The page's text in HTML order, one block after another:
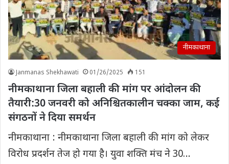
नीमकाथाना
Janmanas Shekhawati 01/26/2025 151
नीमकाथाना जिला बहाली की मांग पर आंदोलन की
तैयारी:30 जनवरी को अनिश्चितकालीन चक्का जाम, कई
संगठनों ने दिया समर्थन
नीमकाथाना : नीमकाथाना जिला बहाली की मांग को लेकर
विरोध प्रदर्शन तेज हो गया है। युवा शक्ति मंच ने 30…